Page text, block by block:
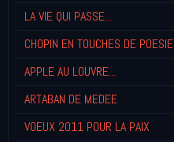
LA VIE QUI PASSE...
CHOPIN EN TOUCHES DE POESIE
APPLE AU LOUVRE...
ARTABAN DE MEDEE
VOEUX 2011 POUR LA PAIX